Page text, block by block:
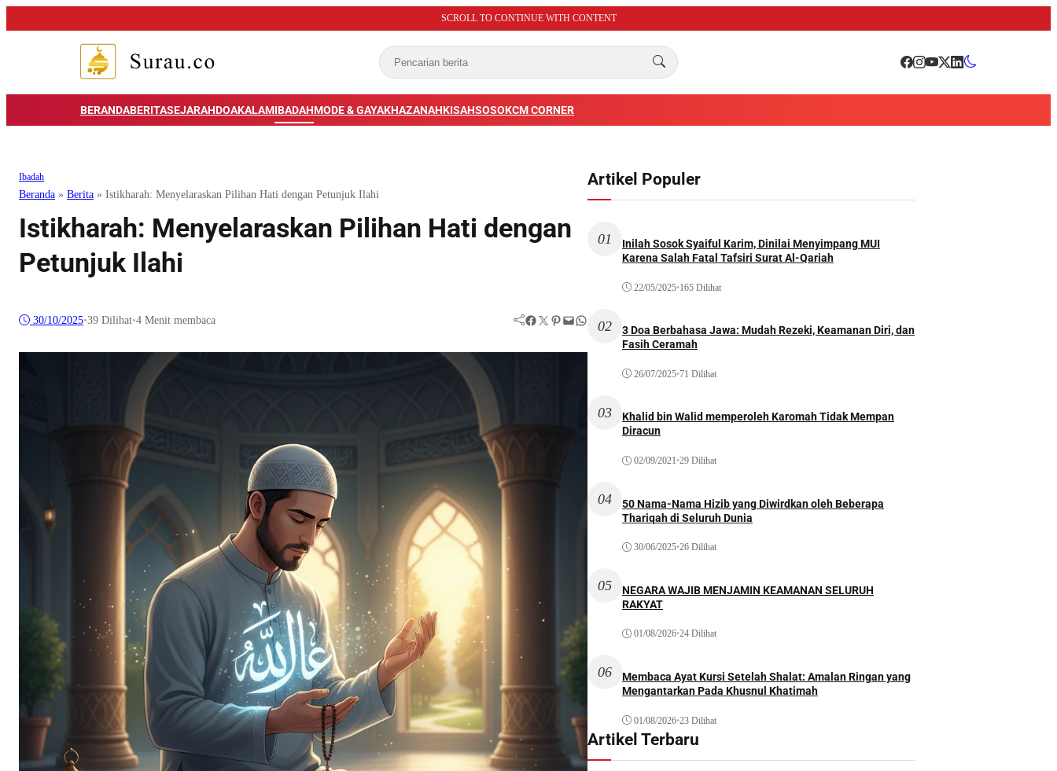
SCROLL TO CONTINUE WITH CONTENT
BERANDABERITASEJARAHDOAKALAMIBADAHMODE & GAYAKHAZANAHKISAHSOSOKCM CORNER
Ibadah
Beranda » Berita » Istikharah: Menyelaraskan Pilihan Hati dengan Petunjuk Ilahi
Istikharah: Menyelaraskan Pilihan Hati dengan
Petunjuk Ilahi
30/10/2025•39 Dilihat•4 Menit membaca Facebook Twitter Pinterest Mail WhatsApp
Artikel Populer
01
Inilah Sosok Syaiful Karim, Dinilai Menyimpang MUI
Karena Salah Fatal Tafsiri Surat Al-Qariah
22/05/2025•165 Dilihat
02
3 Doa Berbahasa Jawa: Mudah Rezeki, Keamanan Diri, dan
Fasih Ceramah
26/07/2025•71 Dilihat
03
Khalid bin Walid memperoleh Karomah Tidak Mempan
Diracun
02/09/2021•29 Dilihat
04
50 Nama-Nama Hizib yang Diwirdkan oleh Beberapa
Thariqah di Seluruh Dunia
30/06/2025•26 Dilihat
05
NEGARA WAJIB MENJAMIN KEAMANAN SELURUH
RAKYAT
01/08/2026•24 Dilihat
06
Membaca Ayat Kursi Setelah Shalat: Amalan Ringan yang
Mengantarkan Pada Khusnul Khatimah
01/08/2026•23 Dilihat
Artikel Terbaru